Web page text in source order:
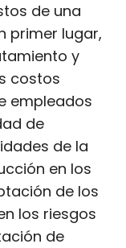
de una
primer lugar,
y
costos
empleados
de
de la
en los
de los
los riesgos
de